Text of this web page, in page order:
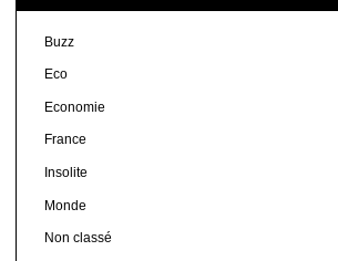
Buzz
Eco
Economie
France
Insolite
Monde
Non classé